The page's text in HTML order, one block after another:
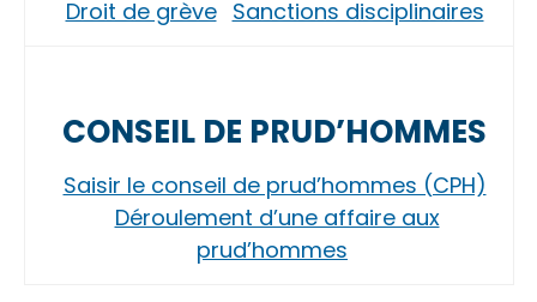
Droit de grève Sanctions disciplinaires
CONSEIL DE PRUD’HOMMES
Saisir le conseil de prud’hommes (CPH)
Déroulement d’une affaire aux
prud’hommes